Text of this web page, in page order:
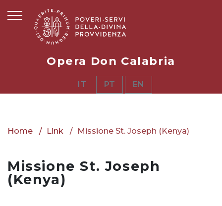
Opera Don Calabria
IT PT EN
Home Link Missione St. Joseph (Kenya)
Missione St. Joseph
(Kenya)